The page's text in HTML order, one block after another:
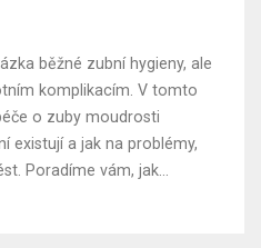
běžné zubní hygieny, ale
komplikacím. V tomto
o zuby moudrosti
existují a jak na problémy,
Poradíme vám, jak